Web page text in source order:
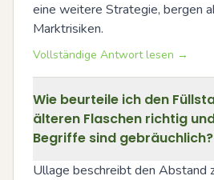
eine weitere Strategie, bergen
Marktrisiken.
Vollständige Antwort lesen →
Wie beurteile ich den
älteren Flaschen richtig
Begriffe sind gebräuchlich?
Ullage beschreibt den Abstand